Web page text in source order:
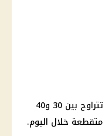
تنشط الرياح على أغلب الأنحاء بسرعات تتراوح بين 30 و40
خلال اليوم.